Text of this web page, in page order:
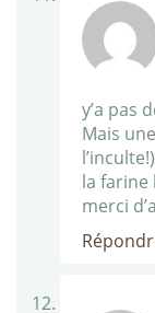
y’a pas
Mais
la farine
merci